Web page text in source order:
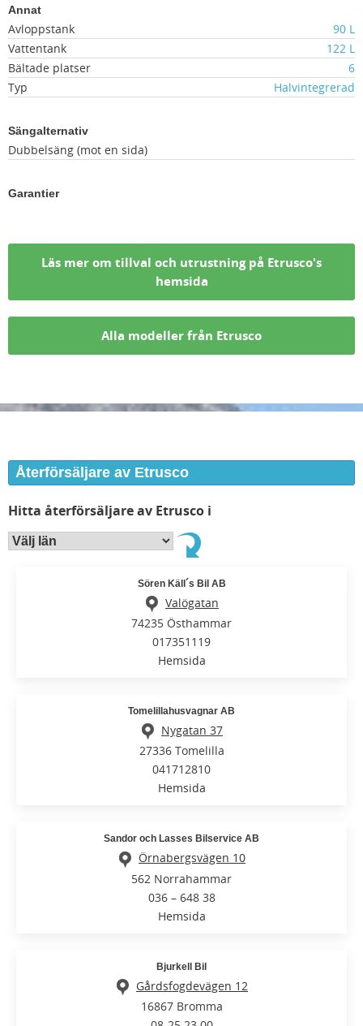
Annat
Avloppstank
90 L
Vattentank
122 L
Bältade platser
6
Typ
Halvintegrerad
Sängalternativ
Dubbelsäng (mot en sida)
Garantier
Läs mer om tillval och utrustning på Etrusco's
hemsida
Alla modeller från Etrusco
Återförsäljare av Etrusco
Hitta återförsäljare av Etrusco i
Sören Käll´s Bil AB
Valögatan
74235 Östhammar
017351119
Hemsida
Tomelillahusvagnar AB
Nygatan 37
27336 Tomelilla
041712810
Hemsida
Sandor och Lasses Bilservice AB
Örnabergsvägen 10
562 Norrahammar
036 – 648 38
Hemsida
Bjurkell Bil
Gårdsfogdevägen 12
16867 Bromma